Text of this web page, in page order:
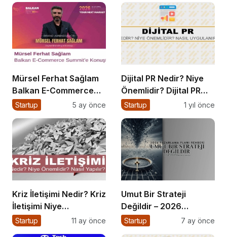
Mürsel Ferhat Sağlam
Balkan E-Commerce
Summit’e Konuştu
Startup 5 ay önce
Dijital PR Nedir? Niye
Önemlidir? Dijital PR
Nasıl Uygulanır?
Startup 1 yıl önce
Kriz İletişimi Nedir? Kriz
İletişimi Niye
Önemlidir? Kriz İletişimi
Startup 11 ay önce
Umut Bir Strateji
Değildir – 2026
Pazarlama Planı
Startup 7 ay önce